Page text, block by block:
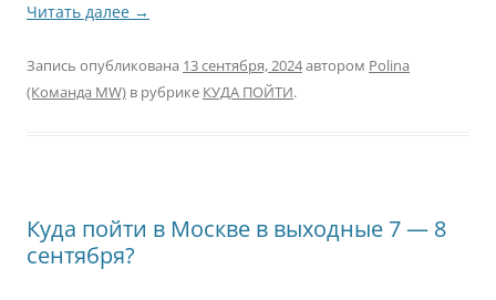
Читать далее →
Запись опубликована 13 сентября, 2024автором Polina
(Команда MW) в рубрике КУДА ПОЙТИ.
Куда пойти в Москве в выходные 7 — 8
сентября?